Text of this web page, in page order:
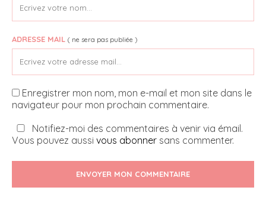
ADRESSE MAIL ( ne sera pas publiée )
Enregistrer mon nom, mon e-mail et mon site dans le
navigateur pour mon prochain commentaire.
Notifiez-moi des commentaires à venir via émail.
Vous pouvez aussi vous abonner sans commenter.
ENVOYER MON COMMENTAIRE